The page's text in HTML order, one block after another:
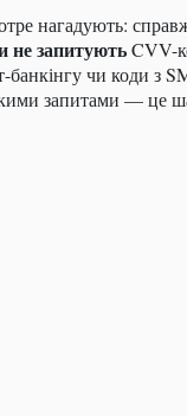
нагадують:
не запитуютьCVV-
банкінгу чи коди з
запитами — це